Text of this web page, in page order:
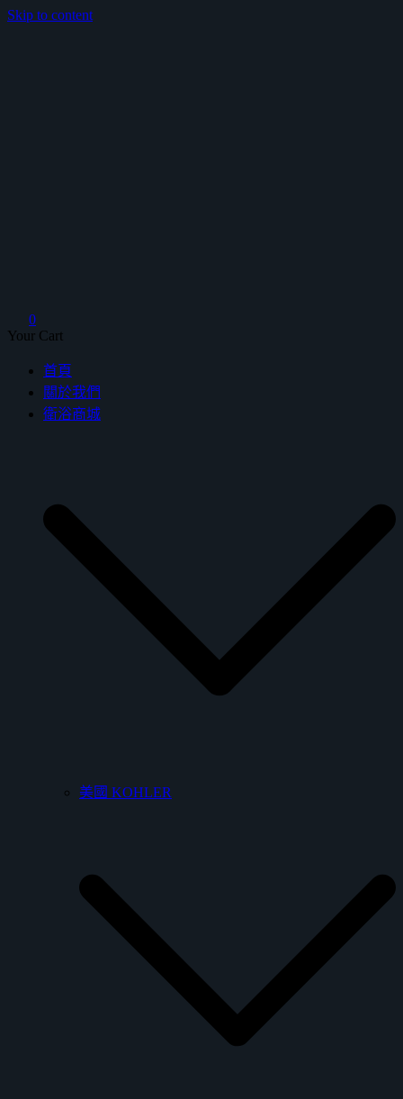
Skip to content
0
Your Cart
首頁
關於我們
衛浴商城
美國 KOHLER